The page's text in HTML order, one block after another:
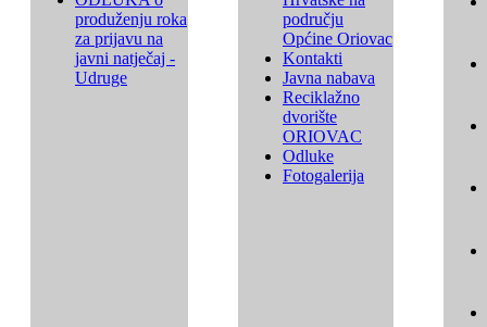
produženju roka
za prijavu na
javni natječaj -
Udruge
području
Općine Oriovac
Kontakti
Javna nabava
Reciklažno
dvorište
ORIOVAC
Odluke
Fotogalerija